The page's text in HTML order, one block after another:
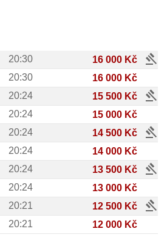
20:30 16 000 Kč gavel
20:30
16 000 Kč
20:24 15 500 Kč gavel
20:24
15 000 Kč
20:24 14 500 Kč gavel
20:24
14 000 Kč
20:24 13 500 Kč gavel
20:24
13 000 Kč
20:21 12 500 Kč gavel
20:21 12 000 Kč